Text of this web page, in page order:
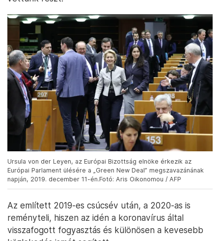
Ursula von der Leyen, az Európai Bizottság elnöke érkezik az
Európai Parlament ülésére a „Green New Deal” megszavazánának
napján, 2019. december 11-én.Fotó: Aris Oikonomou / AFP
Az említett 2019-es csúcsév után, a 2020-as is
reményteli, hiszen az idén a koronavírus által
visszafogott fogyasztás és különösen a kevesebb